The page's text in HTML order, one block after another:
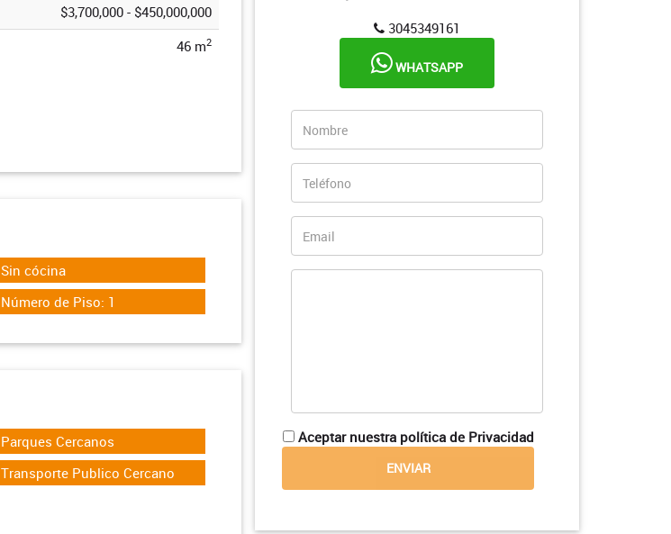
$3,700,000 - $450,000,000
46 m2
Sin cócina
Número de Piso: 1
Parques Cercanos
Transporte Publico Cercano
3045349161
WHATSAPP
Aceptar nuestra política de Privacidad